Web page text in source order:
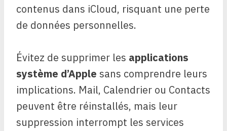
contenus dans iCloud, risquant une perte
de données personnelles.
Évitez de supprimer les applications
système d’Apple sans comprendre leurs
implications. Mail, Calendrier ou Contacts
peuvent être réinstallés, mais leur
suppression interrompt les services